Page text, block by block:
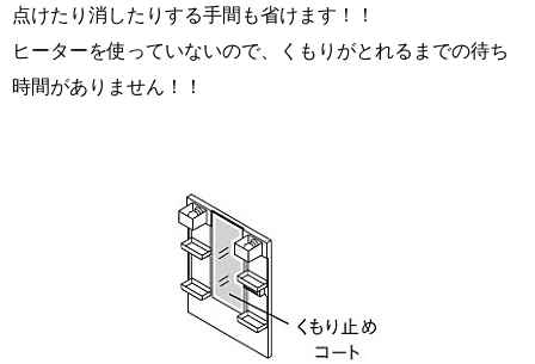
点けたり消したりする手間も省けます！！
ヒーターを使っていないので、くもりがとれるまでの待ち
時間がありません！！